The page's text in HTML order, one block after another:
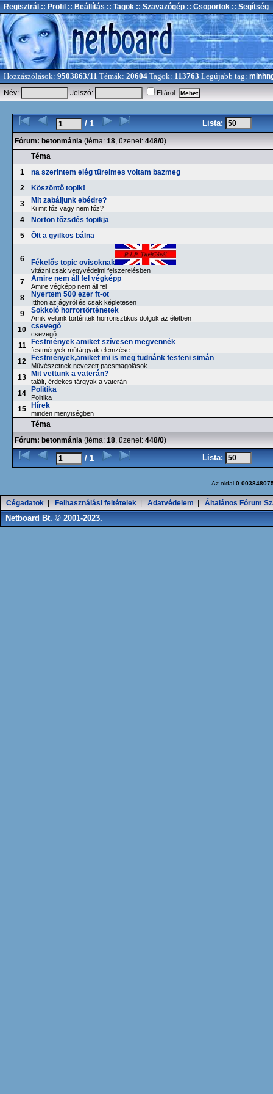
Regisztrál :: Profil :: Beállítás :: Tagok :: Szavazógép :: Csoportok :: Segítség
Hozzászólások: 9503863/11 Témák: 20604 Tagok: 113763 Legújabb tag:
Név:
Jelszó: Eltárol
/ 1 Lista:
Fórum: betonmánia (téma: 18, üzenet: 448/0)
Téma
1
na szerintem elég türelmes voltam bazmeg
2
Köszöntő topik!
3
Mit zabáljunk ebédre?
Ki mit főz vagy nem főz?
4
Norton tőzsdés topikja
5
Ölt a gyilkos bálna
6 Fékelős topic ovisoknak
vitázni csak vegyvédelmi felszerelésben
7 Amire nem áll fel végképp
Amire végképp nem áll fel
8 Nyertem 500 ezer ft-ot
Itthon az ágyról és csak képletesen
9 Sokkoló horrortörténetek
Amik velünk történtek horrorisztikus dolgok az életben
10 csevegő
csevegő
11 Festmények amiket szívesen megvennék
festmények műtárgyak elemzése
12 Festmények,amiket mi is meg tudnánk festeni simán
Művészetnek nevezett pacsmagolások
13 Mit vettünk a vaterán?
talált, érdekes tárgyak a vaterán
14 Politika
Politika
15 Hírek
minden menyiségben
Téma
Fórum: betonmánia (téma: 18, üzenet: 448/0)
/ 1 Lista:
Az oldal
Cégadatok Felhasználási feltételek Adatvédelem Általános Fórum
Netboard Bt. © 2001-2023.